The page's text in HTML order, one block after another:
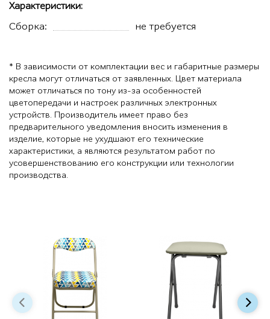
Характеристики:
Сборка: не требуется
* В зависимости от комплектации вес и габаритные размеры
кресла могут отличаться от заявленных. Цвет материала
может отличаться по тону из-за особенностей
цветопередачи и настроек различных электронных
устройств. Производитель имеет право без
предварительного уведомления вносить изменения в
изделие, которые не ухудшают его технические
характеристики, а являются результатом работ по
усовершенствованию его конструкции или технологии
производства.